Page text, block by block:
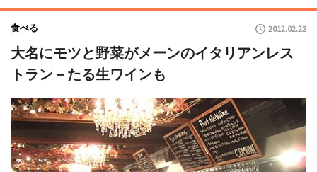
食べる 2012.02.22
大名にモツと野菜がメーンのイタリアンレス
トラン－たる生ワインも